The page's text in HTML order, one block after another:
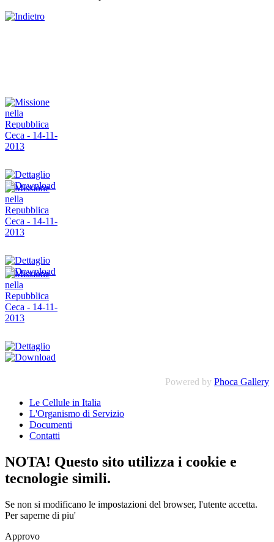
Powered by Phoca Gallery
Le Cellule in Italia
L'Organismo di Servizio
Documenti
Contatti
NOTA! Questo sito utilizza i cookie e
tecnologie simili.
Se non si modificano le impostazioni del browser, l'utente accetta.
Per saperne di piu'
Approvo